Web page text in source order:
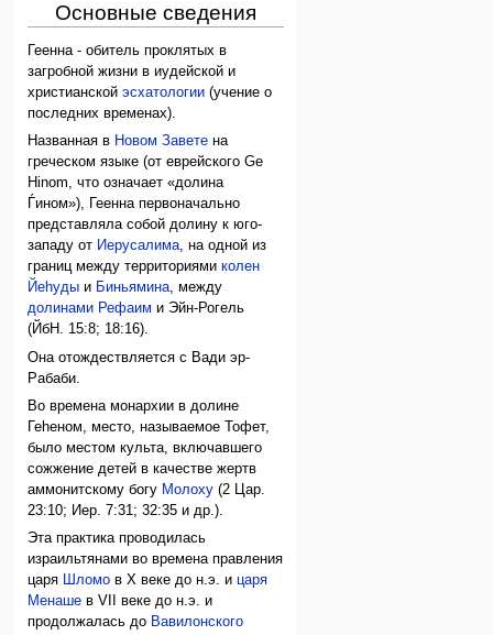
Основные сведения
Геенна - обитель проклятых в
загробной жизни в иудейской и
христианскойэсхатологии (учение о
последних временах).
Названная в Новом Завете на
греческом языке (от еврейского Ge
Hinom, что означает «долина
Ѓином»), Геенна первоначально
представляла собой долину к юго-
западу от Иерусалима, на одной из
границ между территориямиколен
Йеhуды и Биньямина, между
долинами Рефаим и Эйн-Рогель
(ЙбН. 15:8; 18:16).
Она отождествляется с Вади эр-
Рабаби.
Во времена монархии в долине
Геhеном, место, называемое Тофет,
было местом культа, включавшего
сожжение детей в качестве жертв
аммонитскому богу Молоху (2 Цар.
23:10; Иер. 7:31; 32:35 и др.).
Эта практика проводилась
израильтянами во времена правления
царя Шломо в X веке до н.э. ицаря
Менаше в VII веке до н.э. и
продолжалась до Вавилонского